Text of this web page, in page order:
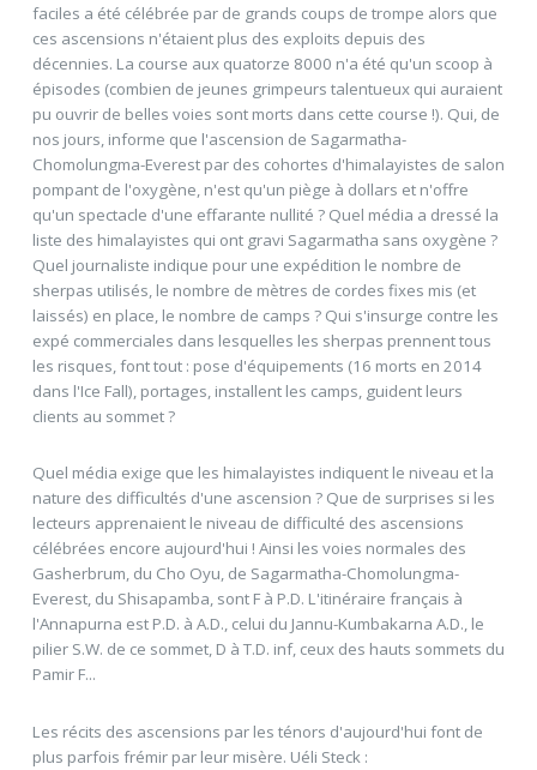
faciles a été célébrée par de grands coups de trompe alors que
ces ascensions n'étaient plus des exploits depuis des
décennies. La course aux quatorze 8000 n'a été qu'un scoop à
épisodes (combien de jeunes grimpeurs talentueux qui auraient
pu ouvrir de belles voies sont morts dans cette course !). Qui, de
nos jours, informe que l'ascension de Sagarmatha-
Chomolungma-Everest par des cohortes d'himalayistes de salon
pompant de l'oxygène, n'est qu'un piège à dollars et n'offre
qu'un spectacle d'une effarante nullité ? Quel média a dressé la
liste des himalayistes qui ont gravi Sagarmatha sans oxygène ?
Quel journaliste indique pour une expédition le nombre de
sherpas utilisés, le nombre de mètres de cordes fixes mis (et
laissés) en place, le nombre de camps ? Qui s'insurge contre les
expé commerciales dans lesquelles les sherpas prennent tous
les risques, font tout : pose d'équipements (16 morts en 2014
dans l'Ice Fall), portages, installent les camps, guident leurs
clients au sommet ?
Quel média exige que les himalayistes indiquent le niveau et la
nature des difficultés d'une ascension ? Que de surprises si les
lecteurs apprenaient le niveau de difficulté des ascensions
célébrées encore aujourd'hui ! Ainsi les voies normales des
Gasherbrum, du Cho Oyu, de Sagarmatha-Chomolungma-
Everest, du Shisapamba, sont F à P.D. L'itinéraire français à
l'Annapurna est P.D. à A.D., celui du Jannu-Kumbakarna A.D., le
pilier S.W. de ce sommet, D à T.D. inf, ceux des hauts sommets du
Pamir F...
Les récits des ascensions par les ténors d'aujourd'hui font de
plus parfois frémir par leur misère. Uéli Steck :